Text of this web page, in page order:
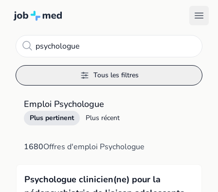
Tous les filtres
Emploi Psychologue
Plus pertinent Plus récent
1680Offres d'emploi Psychologue
Psychologue clinicien(ne) pour la